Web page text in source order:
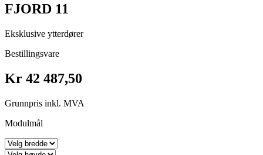
FJORD 11
Eksklusive ytterdører
Bestillingsvare
Kr 42 487,50
Grunnpris inkl. MVA
Modulmål